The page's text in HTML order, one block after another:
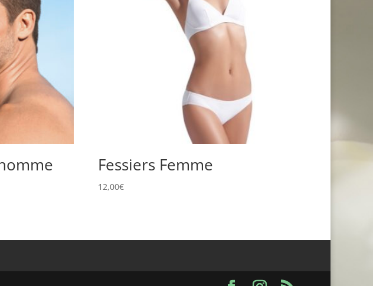
Fessiers Femme
12,00€